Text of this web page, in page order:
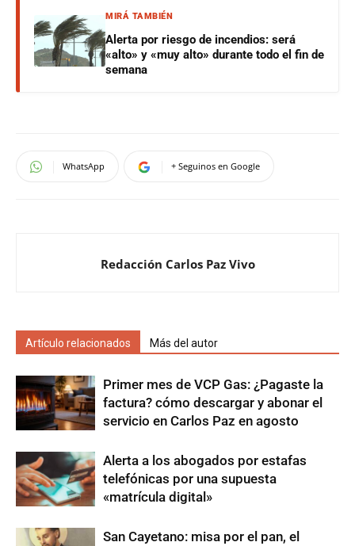
MIRÁ TAMBIÉN
Alerta por riesgo de incendios: será
«alto» y «muy alto» durante todo el fin de
semana
WhatsApp + Seguinos en Google
Redacción Carlos Paz Vivo
Artículo relacionados Más del autor
Primer mes de VCP Gas: ¿Pagaste la
factura? cómo descargar y abonar el
servicio en Carlos Paz en agosto
Alerta a los abogados por estafas
telefónicas por una supuesta
«matrícula digital»
San Cayetano: misa por el pan, el